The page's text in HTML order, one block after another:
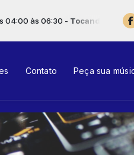
Sonho De Um Caminhoneiro
Contato Peça sua